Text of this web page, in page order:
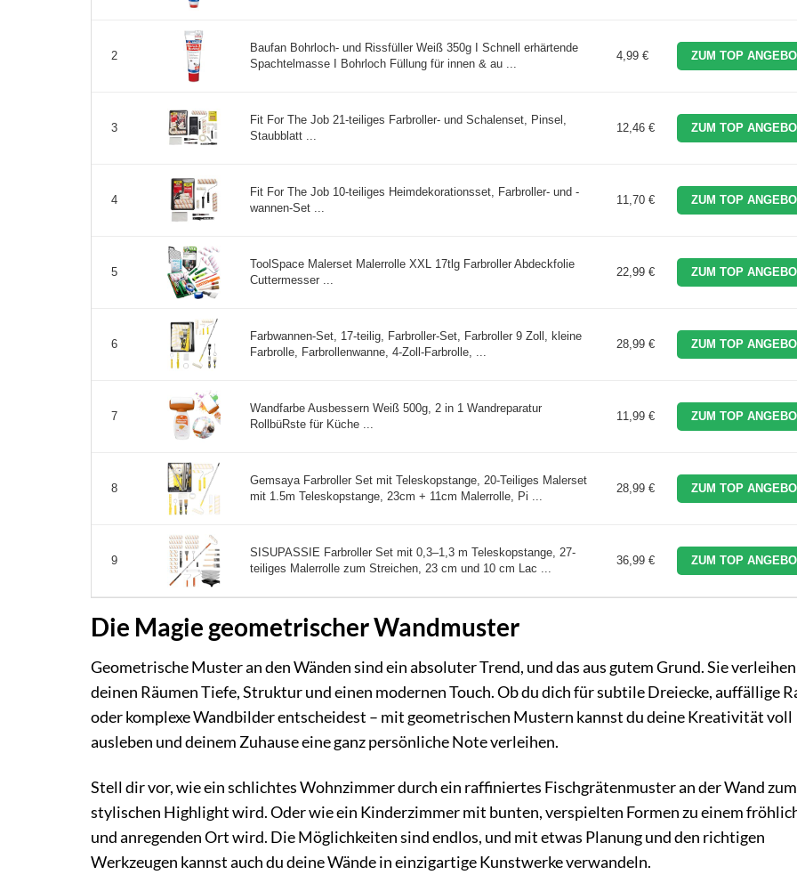
2
Baufan Bohrloch- und Rissfüller Weiß 350g I Schnell erhärtende
Spachtelmasse I Bohrloch Füllung für innen & au ...
4,99 € ZUM TOP
3
Fit For The Job 21-teiliges Farbroller- und Schalenset, Pinsel,
Staubblatt ...
12,46 € ZUM TOP
4
Fit For The Job 10-teiliges Heimdekorationsset, Farbroller- und -
wannen-Set ...
11,70 € ZUM TOP
5
ToolSpace Malerset Malerrolle XXL 17tlg Farbroller Abdeckfolie
Cuttermesser ...
22,99 € ZUM TOP
6
Farbwannen-Set, 17-teilig, Farbroller-Set, Farbroller 9 Zoll, kleine
Farbrolle, Farbrollenwanne, 4-Zoll-Farbrolle, ...
28,99 € ZUM TOP
7
Wandfarbe Ausbessern Weiß 500g, 2 in 1 Wandreparatur
RollbüRste für Küche ...
11,99 € ZUM TOP
8
Gemsaya Farbroller Set mit Teleskopstange, 20-Teiliges Malerset
mit 1.5m Teleskopstange, 23cm + 11cm Malerrolle, Pi ...
28,99 € ZUM TOP
9
SISUPASSIE Farbroller Set mit 0,3–1,3 m Teleskopstange, 27-
teiliges Malerrolle zum Streichen, 23 cm und 10 cm Lac ...
36,99 € ZUM TOP
Die Magie geometrischer Wandmuster
Geometrische Muster an den Wänden sind ein absoluter Trend, und das aus gutem Grund. Sie verleihen
deinen Räumen Tiefe, Struktur und einen modernen Touch. Ob du dich für subtile Dreiecke, auffällige
oder komplexe Wandbilder entscheidest – mit geometrischen Mustern kannst du deine Kreativität voll
ausleben und deinem Zuhause eine ganz persönliche Note verleihen.
Stell dir vor, wie ein schlichtes Wohnzimmer durch ein raffiniertes Fischgrätenmuster an der Wand zum
stylischen Highlight wird. Oder wie ein Kinderzimmer mit bunten, verspielten Formen zu einem
und anregenden Ort wird. Die Möglichkeiten sind endlos, und mit etwas Planung und den richtigen
Werkzeugen kannst auch du deine Wände in einzigartige Kunstwerke verwandeln.